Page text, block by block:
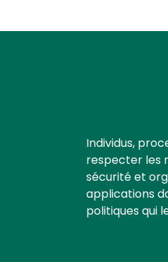
Text
Individus,
respecter les
sécurité et
applications
politiques qui